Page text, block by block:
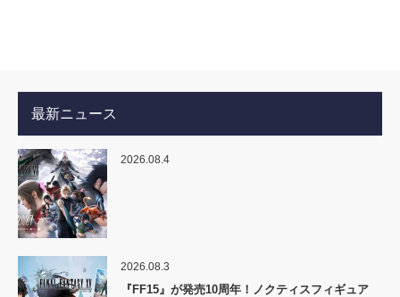
最新ニュース
2026.08.4
2026.08.3
『FF15』が発売10周年！ノクティスフィギュア